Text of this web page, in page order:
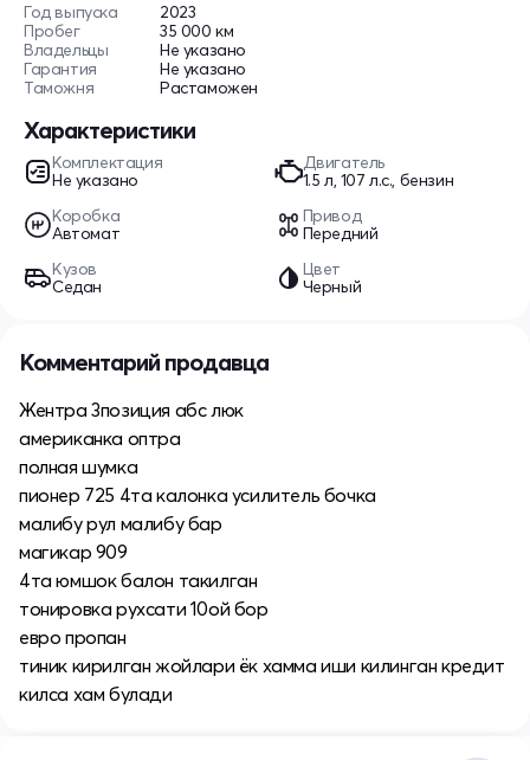
Год выпуска
2023
Пробег
35 000 км
Владельцы
Не указано
Гарантия
Не указано
Таможня
Растаможен
Характеристики
Комплектация
Не указано
Двигатель
1.5 л, 107 л.с., бензин
Коробка
Автомат
Привод
Передний
Кузов
Седан
Цвет
Черный
Комментарий продавца
Жентра 3позиция абс люк
американка оптра
полная шумка
пионер 725 4та калонка усилитель бочка
малибу рул малибу бар
магикар 909
4та юмшок балон такилган
тонировка рухсати 10ой бор
евро пропан
тиник кирилган жойлари ёк хамма иши килинган кредит
килса хам булади